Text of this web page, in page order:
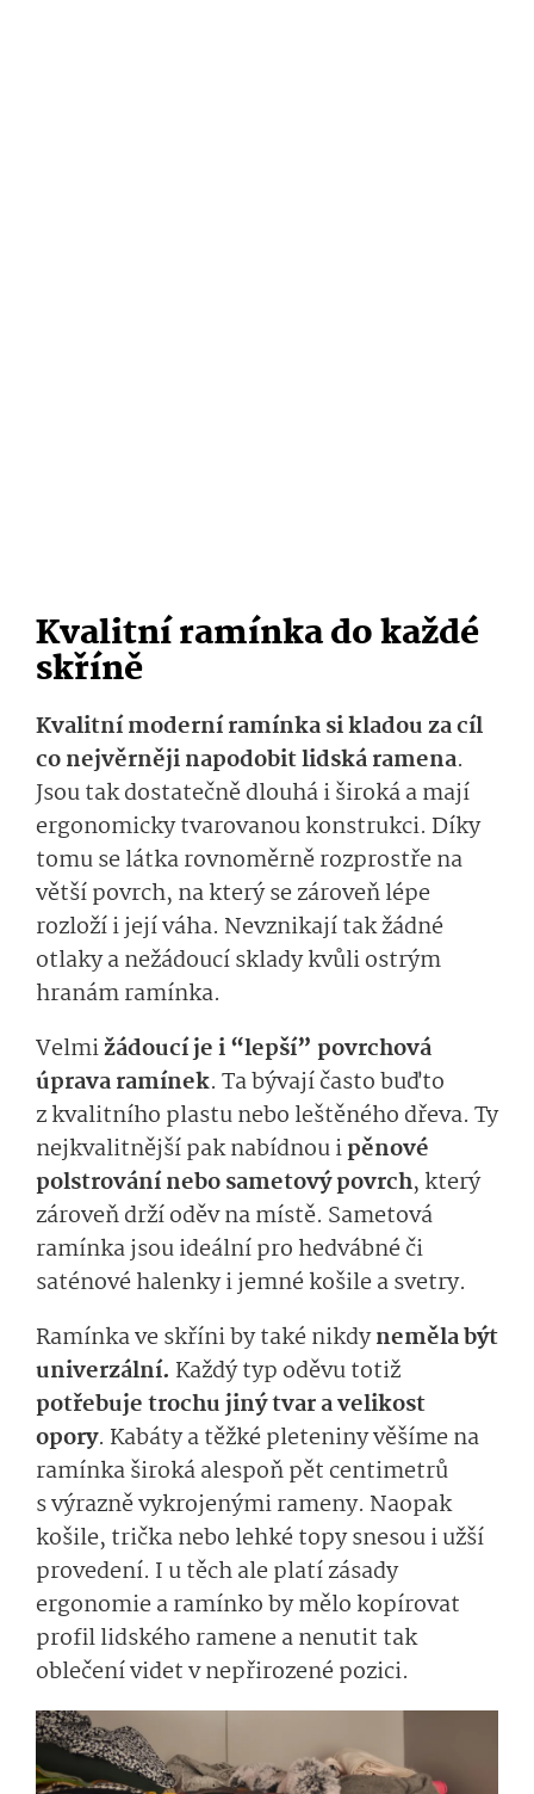
Kvalitní ramínka do každé
skříně
Kvalitní moderní ramínka si kladou za cíl
co nejvěrněji napodobit lidská ramena.
Jsou tak dostatečně dlouhá i široká a mají
ergonomicky tvarovanou konstrukci. Díky
tomu se látka rovnoměrně rozprostře na
větší povrch, na který se zároveň lépe
rozloží i její váha. Nevznikají tak žádné
otlaky a nežádoucí sklady kvůli ostrým
hranám ramínka.
Velmižádoucí je i “lepší” povrchová
úprava ramínek. Ta bývají často buďto
z kvalitního plastu nebo leštěného dřeva. Ty
nejkvalitnější pak nabídnou ipěnové
polstrování nebo sametový povrch, který
zároveň drží oděv na místě. Sametová
ramínka jsou ideální pro hedvábné či
saténové halenky i jemné košile a svetry.
Ramínka ve skříni by také nikdyneměla být
univerzální. Každý typ oděvu totiž
potřebuje trochu jiný tvar a velikost
opory. Kabáty a těžké pleteniny věšíme na
ramínka široká alespoň pět centimetrů
s výrazně vykrojenými rameny. Naopak
košile, trička nebo lehké topy snesou i užší
provedení. I u těch ale platí zásady
ergonomie a ramínko by mělo kopírovat
profil lidského ramene a nenutit tak
oblečení videt v nepřirozené pozici.